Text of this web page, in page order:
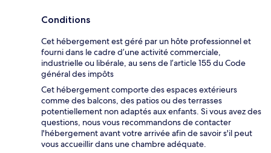
Conditions
Cet hébergement est géré par un hôte professionnel et
fourni dans le cadre d’une activité commerciale,
industrielle ou libérale, au sens de l’article 155 du Code
général des impôts
Cet hébergement comporte des espaces extérieurs
comme des balcons, des patios ou des terrasses
potentiellement non adaptés aux enfants. Si vous avez des
questions, nous vous recommandons de contacter
l'hébergement avant votre arrivée afin de savoir s'il peut
vous accueillir dans une chambre adéquate.